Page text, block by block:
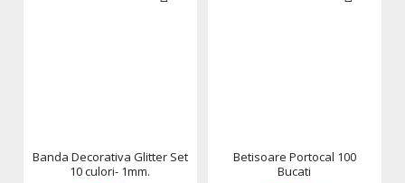
Banda Decorativa Glitter Set
10 culori- 1mm.
Betisoare Portocal 100
Bucati